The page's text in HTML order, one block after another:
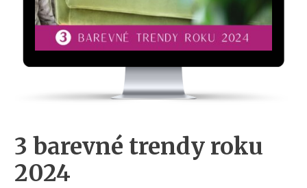
3 barevné trendy roku
2024